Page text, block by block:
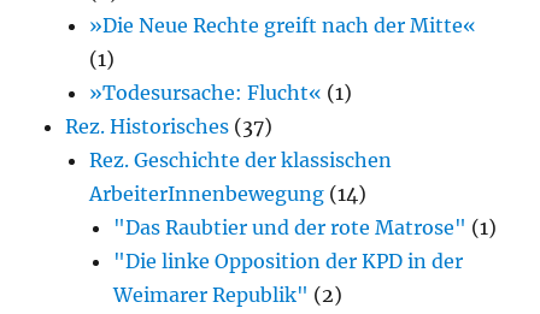
»Die Neue Rechte greift nach der Mitte«
(1)
»Todesursache: Flucht« (1)
Rez. Historisches (37)
Rez. Geschichte der klassischen
ArbeiterInnenbewegung (14)
"Das Raubtier und der rote Matrose" (1)
"Die linke Opposition der KPD in der
Weimarer Republik" (2)